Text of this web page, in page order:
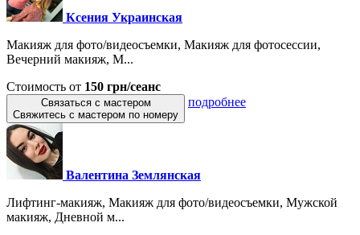
Ксения Украинская
Макияж для фото/видеосъемки, Макияж для фотосессии,
Вечерний макияж, М...
Стоимость от 150 грн/сеанс
Связаться с мастером
Свяжитесь с мастером по номеру
подробнее
Валентина Землянская
Лифтинг-макияж, Макияж для фото/видеосъемки, Мужской
макияж, Дневной м...